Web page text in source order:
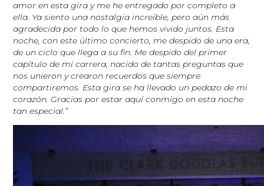
amor en esta gira y me he entregado por completo a
ella. Ya siento una nostalgia increíble, pero aún más
agradecida por todo lo que hemos vivido juntos. Esta
noche, con este último concierto, me despido de una era,
de un ciclo que llega a su fin. Me despido del primer
capítulo de mi carrera, nacido de tantas preguntas que
nos unieron y crearon recuerdos que siempre
compartiremos. Esta gira se ha llevado un pedazo de mi
corazón. Gracias por estar aquí conmigo en esta noche
tan especial.”